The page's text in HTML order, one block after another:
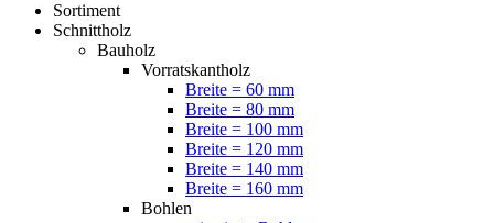
Sortiment
Schnittholz
Bauholz
Vorratskantholz
Breite = 60 mm
Breite = 80 mm
Breite = 100 mm
Breite = 120 mm
Breite = 140 mm
Breite = 160 mm
Bohlen